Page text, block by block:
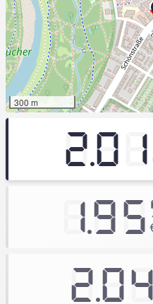
300 m
2.01
1.95
2.04